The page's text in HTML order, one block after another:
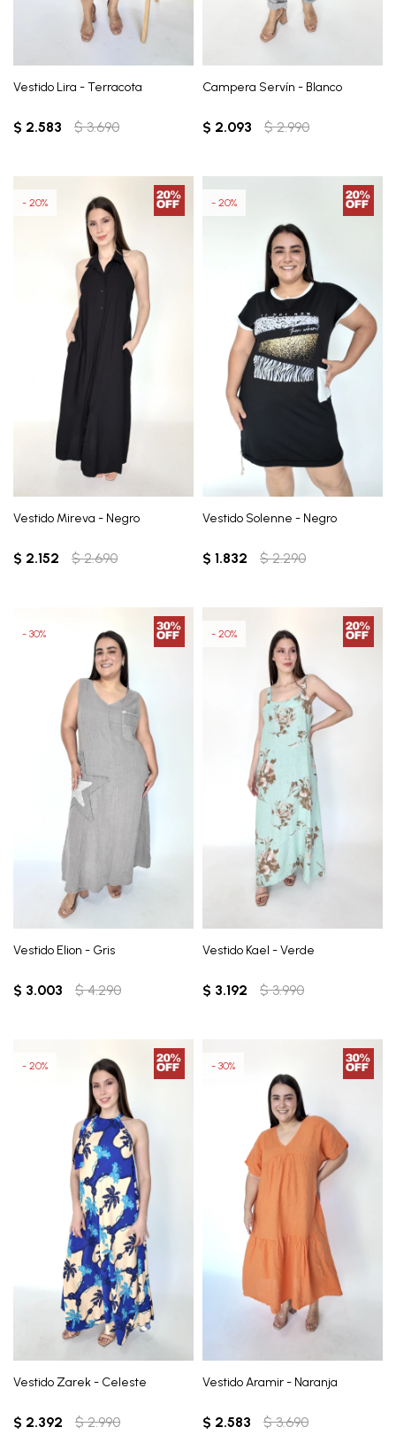
Vestido Lira - Terracota
$ 2.583 $ 3.690
Campera Servín - Blanco
$ 2.093 $ 2.990
Vestido Mireva - Negro
$ 2.152 $ 2.690
20
Vestido Solenne - Negro
$ 1.832 $ 2.290
20
Vestido Elion - Gris
$ 3.003 $ 4.290
30
Vestido Kael - Verde
$ 3.192 $ 3.990
20
Vestido Zarek - Celeste
$ 2.392 $ 2.990
20
Vestido Aramir - Naranja
$ 2.583 $ 3.690
30